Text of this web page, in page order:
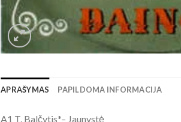
APRAŠYMAS PAPILDOMA INFORMACIJA
A1 T. Balčytis*– Jaunystė